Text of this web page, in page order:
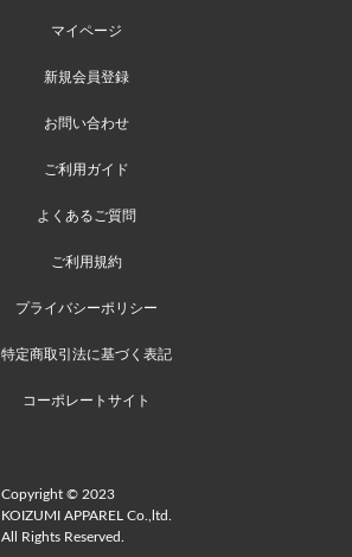
マイページ
新規会員登録
お問い合わせ
ご利用ガイド
よくあるご質問
ご利用規約
プライバシーポリシー
特定商取引法に基づく表記
コーポレートサイト
Copyright © 2023
KOIZUMI APPAREL Co.,ltd.
All Rights Reserved.